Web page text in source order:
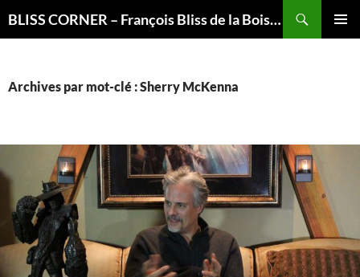
BLISS CORNER – François Bliss de la Boissière is here
Archives par mot-clé : Sherry McKenna